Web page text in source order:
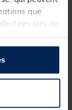
que
lors de